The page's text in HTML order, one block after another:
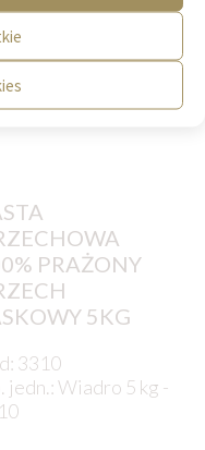
PRAŻONY
5KG
3310
jedn.: Wiadro 5 kg -